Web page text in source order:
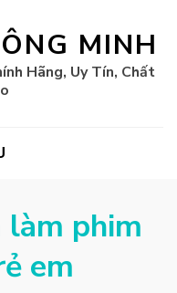
MINH
Hãng, Uy Tín, Chất
làm phim
em